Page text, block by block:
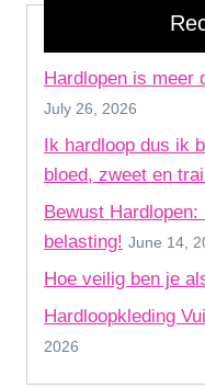
Hardlopen is meer
July 26, 2026
Ik hardloop dus ik
bloed, zweet en
Bewust
belasting! June 14,
Hoe veilig ben je
Hardloopkleding
2026